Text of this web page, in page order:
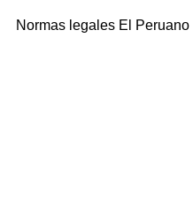
Normas legales El Peruano